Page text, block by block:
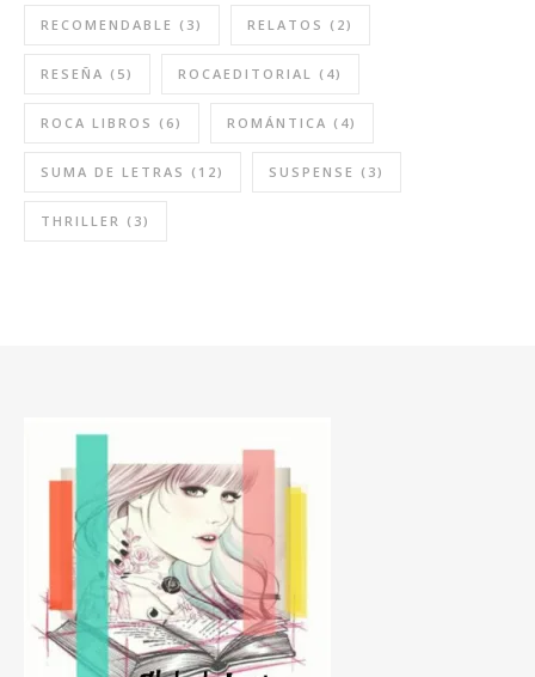
RECOMENDABLE (3) RELATOS (2)
RESEÑA (5) ROCAEDITORIAL (4)
ROCA LIBROS (6) ROMÁNTICA (4)
SUMA DE LETRAS (12) SUSPENSE (3)
THRILLER (3)